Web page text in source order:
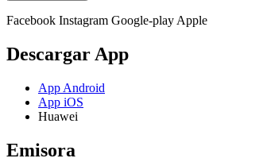
Facebook Instagram Google-play Apple
Descargar App
App Android
App iOS
Huawei
Emisora